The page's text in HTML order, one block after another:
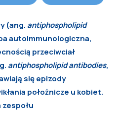
(ang. antiphospholipid
autoimmunologiczna,
przeciwciał
antiphospholipid antibodies,
się epizody
położnicze u kobiet.